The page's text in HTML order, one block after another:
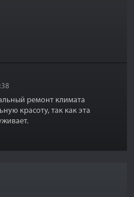
ремонт климата
красоту, так как эта